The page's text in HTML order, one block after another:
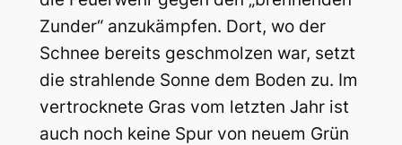
Zunder“ anzukämpfen. Dort, wo der
Schnee bereits geschmolzen war, setzt
die strahlende Sonne dem Boden zu. Im
vertrocknete Gras vom letzten Jahr ist
auch noch keine Spur von neuem Grün